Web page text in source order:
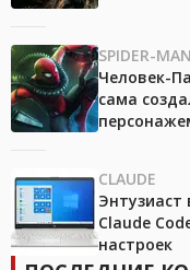
SPIDER-
Человек-
сама
CLAUDE
Claude
настроек